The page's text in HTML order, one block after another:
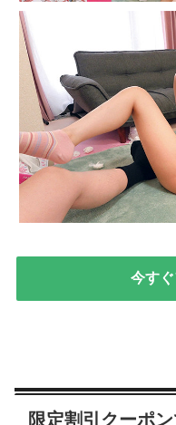
今す
限定割引クーポ